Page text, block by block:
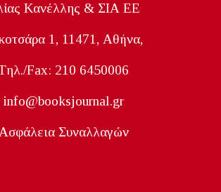
Κανέλλης & ΣΙΑ ΕΕ
1, 11471, Aθήνα,
Fax: 210 6450006
info@booksjournal.gr
Συναλλαγών